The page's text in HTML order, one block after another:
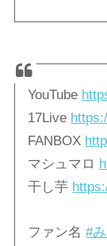
YouTube
17Live
FANBOX
マシュマロ
干し芋
ファン名#